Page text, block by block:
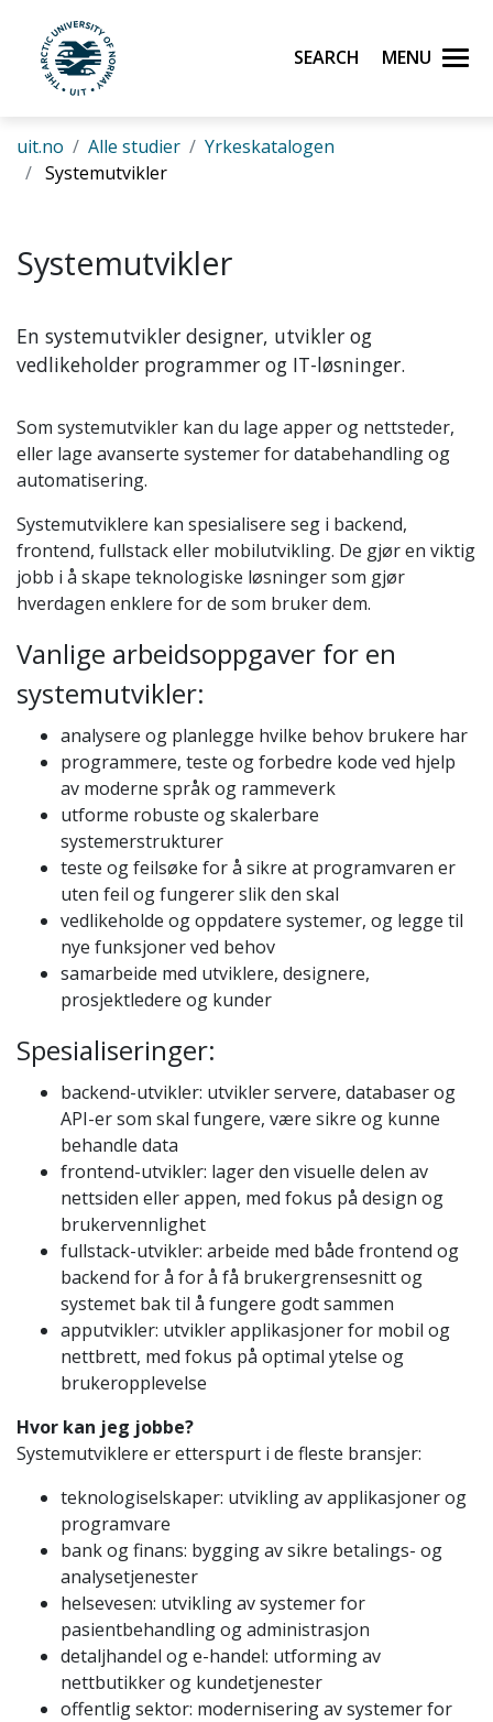
Skip to main content
UiT The Arctic University of Norway
Search Menu
uit.no Alle studier
Yrkeskatalogen
Systemutvikler
Systemutvikler
En systemutvikler designer, utvikler og
vedlikeholder programmer og IT-løsninger.
Som systemutvikler kan du lage apper og nettsteder,
eller lage avanserte systemer for databehandling og
automatisering.
Systemutviklere kan spesialisere seg i backend,
frontend, fullstack eller mobilutvikling. De gjør en viktig
jobb i å skape teknologiske løsninger som gjør
hverdagen enklere for de som bruker dem.
Vanlige arbeidsoppgaver for en
systemutvikler:
analysere og planlegge hvilke behov brukere har
programmere, teste og forbedre kode ved hjelp
av moderne språk og rammeverk
utforme robuste og skalerbare
systemerstrukturer
teste og feilsøke for å sikre at programvaren er
uten feil og fungerer slik den skal
vedlikeholde og oppdatere systemer, og legge til
nye funksjoner ved behov
samarbeide med utviklere, designere,
prosjektledere og kunder
Spesialiseringer:
backend-utvikler: utvikler servere, databaser og
API-er som skal fungere, være sikre og kunne
behandle data
frontend-utvikler: lager den visuelle delen av
nettsiden eller appen, med fokus på design og
brukervennlighet
fullstack-utvikler: arbeide med både frontend og
backend for å for å få brukergrensesnitt og
systemet bak til å fungere godt sammen
apputvikler: utvikler applikasjoner for mobil og
nettbrett, med fokus på optimal ytelse og
brukeropplevelse
Hvor kan jeg jobbe?
Systemutviklere er etterspurt i de fleste bransjer:
teknologiselskaper: utvikling av applikasjoner og
programvare
bank og finans: bygging av sikre betalings- og
analysetjenester
helsevesen: utvikling av systemer for
pasientbehandling og administrasjon
detaljhandel og e-handel: utforming av
nettbutikker og kundetjenester
offentlig sektor: modernisering av systemer for